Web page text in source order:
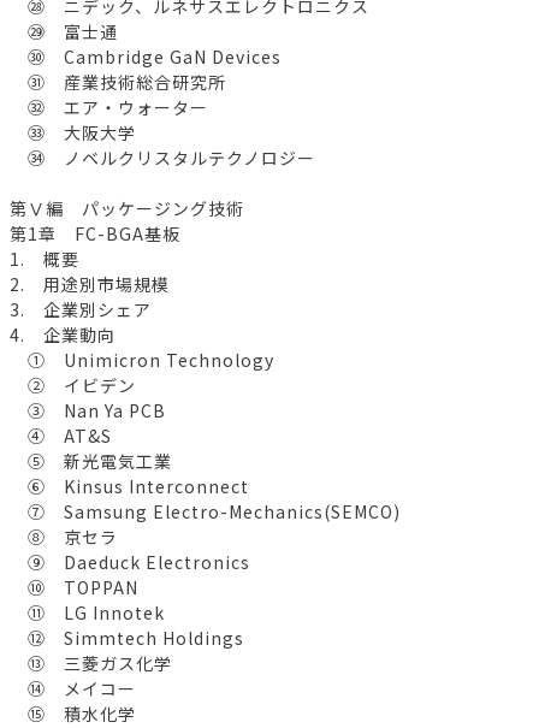
㉘ ニデック、ルネサスエレクトロニクス
㉙ 富士通
㉚ Cambridge GaN Devices
㉛ 産業技術総合研究所
㉜ エア・ウォーター
㉝ 大阪大学
㉞ ノベルクリスタルテクノロジー
第Ⅴ編 パッケージング技術
第1章 FC-BGA基板
1. 概要
2. 用途別市場規模
3. 企業別シェア
4. 企業動向
① Unimicron Technology
② イビデン
③ Nan Ya PCB
④ AT&S
⑤ 新光電気工業
⑥ Kinsus Interconnect
⑦ Samsung Electro-Mechanics(SEMCO)
⑧ 京セラ
⑨ Daeduck Electronics
⑩ TOPPAN
⑪ LG Innotek
⑫ Simmtech Holdings
⑬ 三菱ガス化学
⑭ メイコー
⑮ 積水化学